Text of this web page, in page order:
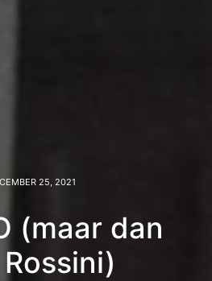
25, 2021
(maar dan